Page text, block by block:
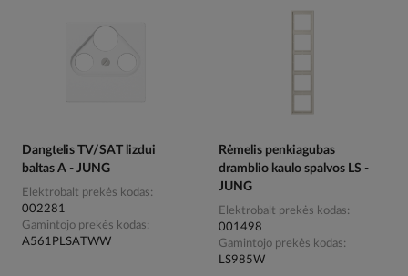
Dangtelis TV/SAT lizdui
baltas A - JUNG
Elektrobalt prekės kodas
002281
Gamintojo prekės kodas
A561PLSATWW
Rėmelis penkiagubas
dramblio kaulo spalvos LS -
JUNG
Elektrobalt prekės kodas
001498
Gamintojo prekės kodas
LS985W